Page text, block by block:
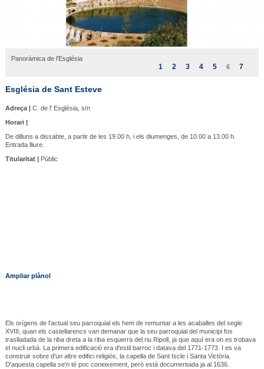
Panoràmica de l'Església
1 2 3 4 5 6 7
Església de Sant Esteve
Adreça |C. de l' Església, s/n
Horari |
De dilluns a dissabte, a partir de les 19.00 h, i els diumenges, de 10.00 a 13.00 h.
Entrada lliure.
Titularitat |Públic
Ampliar plànol
Els orígens de l'actual seu parroquial els hem de remuntar a les acaballes del segle
XVIII, quan els castellarencs van demanar que la seu parroquial del municipi fos
traslladada de la riba dreta a la riba esquerra del riu Ripoll, ja que aquí era on es trobava
el nucli urbà. La primera edificació era d'estil barroc i datava del 1771-1773. I es va
construir sobre d'un altre edifici religiós, la capella de Sant Iscle i Santa Victòria.
D'aquesta capella se'n té poc coneixement, però està documentada ja al 1636.